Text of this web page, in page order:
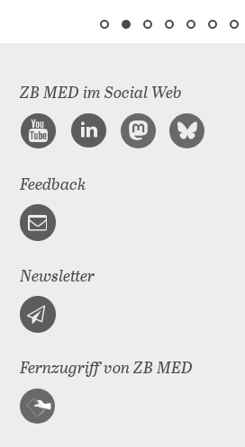
ZB MED im Social Web
Feedback
Newsletter
Fernzugriff von ZB MED